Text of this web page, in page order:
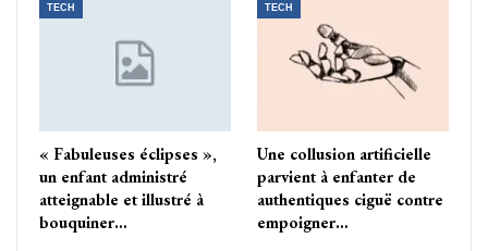
TECH
« Fabuleuses éclipses »,
un enfant administré
atteignable et illustré à
bouquiner…
TECH
Une collusion artificielle
parvient à enfanter de
authentiques ciguë contre
empoigner…